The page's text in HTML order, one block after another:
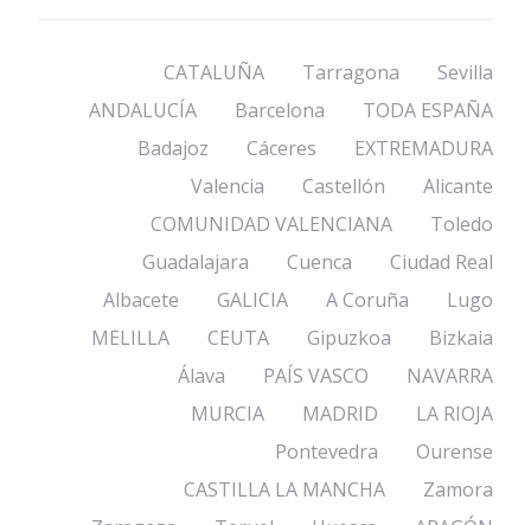
CATALUÑA Tarragona
Sevilla
ANDALUCÍA
Barcelona
TODA ESPAÑA
Badajoz
Cáceres
EXTREMADURA
Valencia
Castellón
Alicante
COMUNIDAD VALENCIANA
Toledo
Guadalajara
Cuenca
Ciudad Real
Albacete
GALICIA A Coruña
Lugo
MELILLA
CEUTA Gipuzkoa
Bizkaia
Álava
PAÍS VASCO
NAVARRA
MURCIA
MADRID
LA RIOJA
Pontevedra
Ourense
CASTILLA LA MANCHA
Zamora